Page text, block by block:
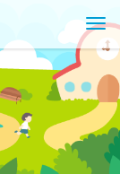
T
o
g
l
e